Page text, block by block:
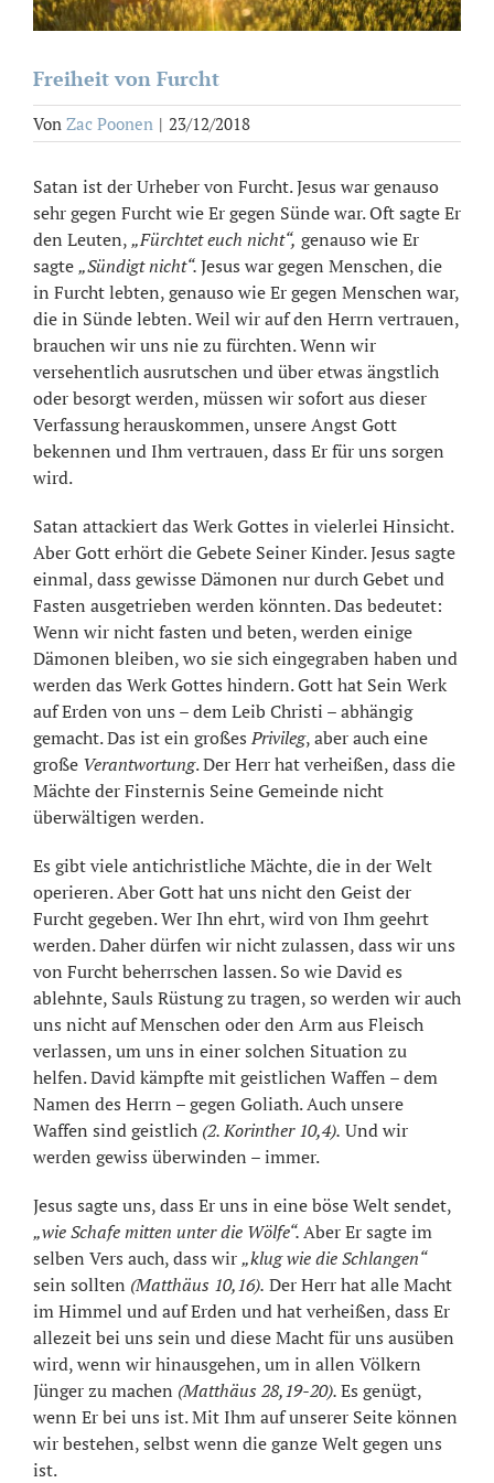
Freiheit von Furcht
Von Zac Poonen | 23/12/2018
Satan ist der Urheber von Furcht. Jesus war genauso
sehr gegen Furcht wie Er gegen Sünde war. Oft sagte Er
den Leuten,„Fürchtet euch nicht“, genauso wie Er
sagte„Sündigt nicht“.Jesus war gegen Menschen, die
in Furcht lebten, genauso wie Er gegen Menschen war,
die in Sünde lebten. Weil wir auf den Herrn vertrauen,
brauchen wir uns nie zu fürchten. Wenn wir
versehentlich ausrutschen und über etwas ängstlich
oder besorgt werden, müssen wir sofort aus dieser
Verfassung herauskommen, unsere Angst Gott
bekennen und Ihm vertrauen, dass Er für uns sorgen
wird.
Satan attackiert das Werk Gottes in vielerlei Hinsicht.
Aber Gott erhört die Gebete Seiner Kinder. Jesus sagte
einmal, dass gewisse Dämonen nur durch Gebet und
Fasten ausgetrieben werden könnten. Das bedeutet:
Wenn wir nicht fasten und beten, werden einige
Dämonen bleiben, wo sie sich eingegraben haben und
werden das Werk Gottes hindern. Gott hat Sein Werk
auf Erden von uns – dem Leib Christi – abhängig
gemacht. Das ist ein großesPrivileg, aber auch eine
große Verantwortung. Der Herr hat verheißen, dass die
Mächte der Finsternis Seine Gemeinde nicht
überwältigen werden.
Es gibt viele antichristliche Mächte, die in der Welt
operieren. Aber Gott hat uns nicht den Geist der
Furcht gegeben. Wer Ihn ehrt, wird von Ihm geehrt
werden. Daher dürfen wir nicht zulassen, dass wir uns
von Furcht beherrschen lassen. So wie David es
ablehnte, Sauls Rüstung zu tragen, so werden wir auch
uns nicht auf Menschen oder den Arm aus Fleisch
verlassen, um uns in einer solchen Situation zu
helfen. David kämpfte mit geistlichen Waffen – dem
Namen des Herrn – gegen Goliath. Auch unsere
Waffen sind geistlich (2. Korinther 10,4). Und wir
werden gewiss überwinden – immer.
Jesus sagte uns, dass Er uns in eine böse Welt sendet,
„wie Schafe mitten unter die Wölfe“.Aber Er sagte im
selben Vers auch, dass wir„klug wie die Schlangen“
sein sollten (Matthäus 10,16). Der Herr hat alle Macht
im Himmel und auf Erden und hat verheißen, dass Er
allezeit bei uns sein und diese Macht für uns ausüben
wird, wenn wir hinausgehen, um in allen Völkern
Jünger zu machen (Matthäus 28,19-20).Es genügt,
wenn Er bei uns ist. Mit Ihm auf unserer Seite können
wir bestehen, selbst wenn die ganze Welt gegen uns
ist.